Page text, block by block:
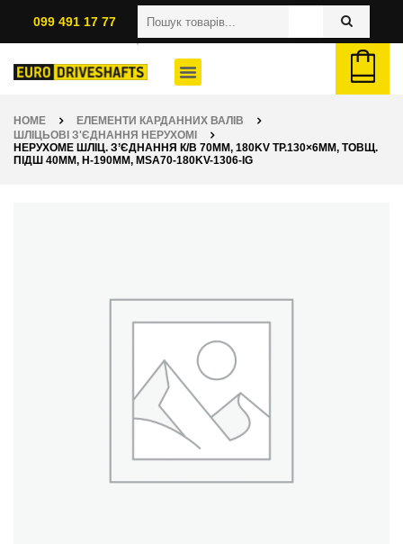
099 491 17 77
HOME
ЕЛЕМЕНТИ КАРДАННИХ ВАЛІВ
ШЛІЦЬОВІ З'ЄДНАННЯ НЕРУХОМІ
НЕРУХОМЕ ШЛІЦ. З’ЄДНАННЯ К/В 70ММ, 180KV ТР.130×6ММ, ТОВЩ.
ПІДШ 40ММ, H-190ММ, MSA70-180KV-1306-IG